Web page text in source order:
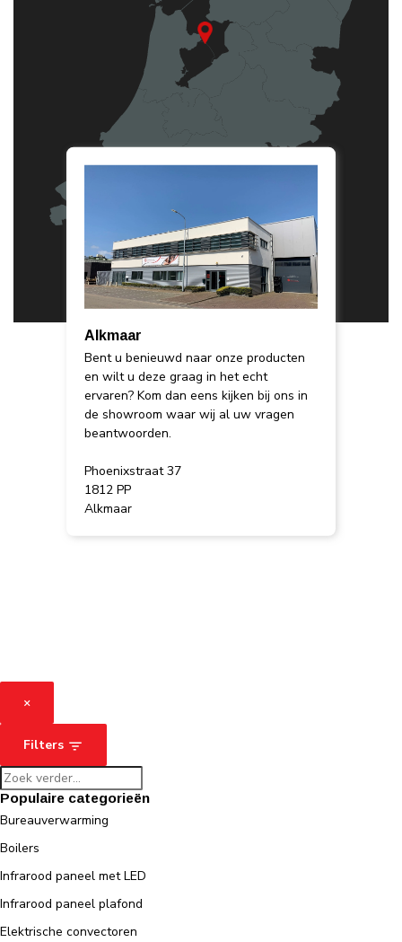
Alkmaar
Bent u benieuwd naar onze producten
en wilt u deze graag in het echt
ervaren? Kom dan eens kijken bij ons in
de showroom waar wij al uw vragen
beantwoorden.
Phoenixstraat 37
1812 PP
Alkmaar
×
Filters
Populaire categorieën
Bureauverwarming
Boilers
Infrarood paneel met LED
Infrarood paneel plafond
Elektrische convectoren